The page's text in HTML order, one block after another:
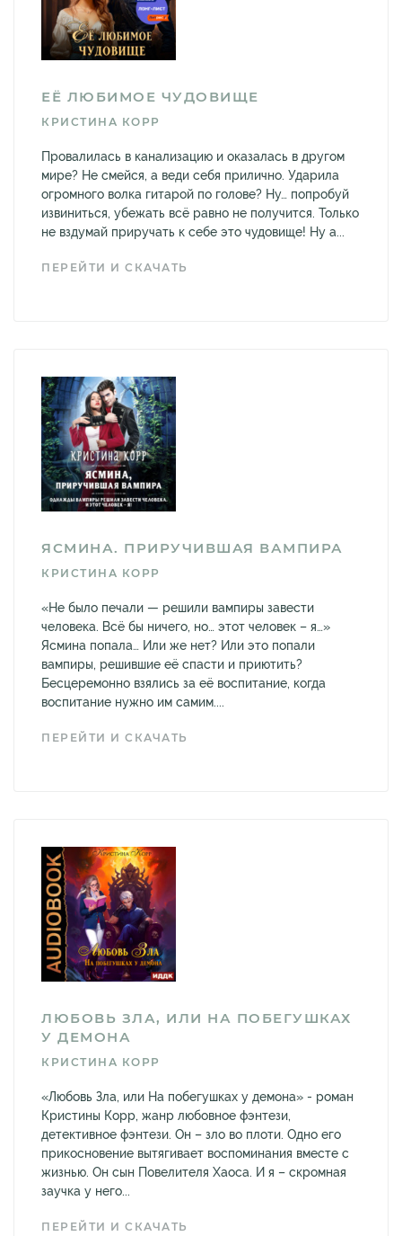
ЕЁ ЛЮБИМОЕ ЧУДОВИЩЕ
КРИСТИНА КОРР
Провалилась в канализацию и оказалась в другом
мире? Не смейся, а веди себя прилично. Ударила
огромного волка гитарой по голове? Ну… попробуй
извиниться, убежать всё равно не получится. Только
не вздумай приручать к себе это чудовище! Ну а...
ПЕРЕЙТИ И СКАЧАТЬ
ЯСМИНА. ПРИРУЧИВШАЯ ВАМПИРА
КРИСТИНА КОРР
«Не было печали — решили вампиры завести
человека. Всё бы ничего, но… этот человек – я…»
Ясмина попала… Или же нет? Или это попали
вампиры, решившие её спасти и приютить?
Бесцеремонно взялись за её воспитание, когда
воспитание нужно им самим....
ПЕРЕЙТИ И СКАЧАТЬ
ЛЮБОВЬ ЗЛА, ИЛИ НА ПОБЕГУШКАХ
У ДЕМОНА
КРИСТИНА КОРР
«Любовь Зла, или На побегушках у демона» - роман
Кристины Корр, жанр любовное фэнтези,
детективное фэнтези. Он – зло во плоти. Одно его
прикосновение вытягивает воспоминания вместе с
жизнью. Он сын Повелителя Хаоса. И я – скромная
заучка у него...
ПЕРЕЙТИ И СКАЧАТЬ